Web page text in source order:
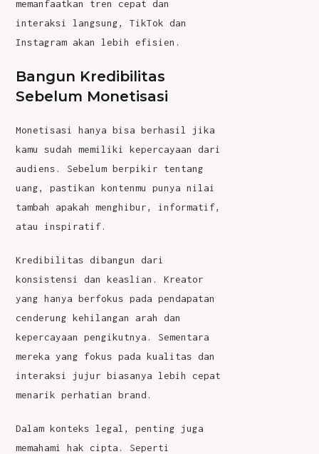
memanfaatkan tren cepat dan
interaksi langsung, TikTok dan
Instagram akan lebih efisien.
Bangun Kredibilitas
Sebelum Monetisasi
Monetisasi hanya bisa berhasil jika
kamu sudah memiliki kepercayaan dari
audiens. Sebelum berpikir tentang
uang, pastikan kontenmu punya nilai
tambah apakah menghibur, informatif,
atau inspiratif.
Kredibilitas dibangun dari
konsistensi dan keaslian. Kreator
yang hanya berfokus pada pendapatan
cenderung kehilangan arah dan
kepercayaan pengikutnya. Sementara
mereka yang fokus pada kualitas dan
interaksi jujur biasanya lebih cepat
menarik perhatian brand.
Dalam konteks legal, penting juga
memahami hak cipta. Seperti